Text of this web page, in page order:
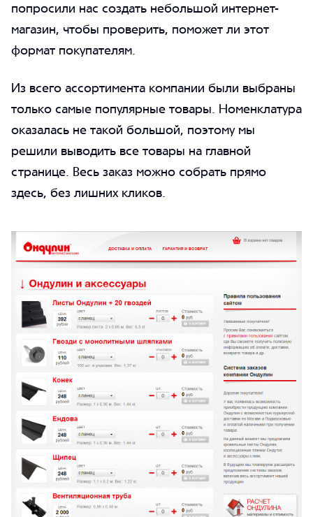
Telegram
SVK
Telegram
попросили нас создать небольшой интернет-
магазин, чтобы проверить, поможет ли этот
формат покупателям.
Из всего ассортимента компании были выбраны
только самые популярные товары. Номенклатура
оказалась не такой большой, поэтому мы
решили выводить все товары на главной
странице. Весь заказ можно собрать прямо
здесь, без лишних кликов.